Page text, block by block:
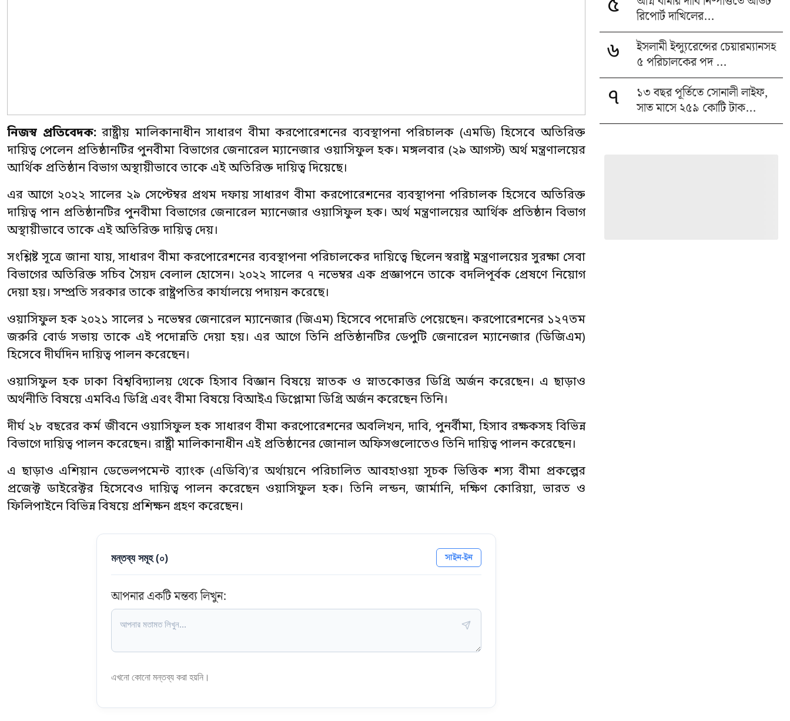
নিজস্ব প্রতিবেদক:রাষ্ট্রীয় মালিকানাধীন সাধারণ বীমা করপোরেশনের ব্যবস্থাপনা পরিচালক (এমডি) হিসেবে অতিরিক্ত
দায়িত্ব পেলেন প্রতিষ্ঠানটির পুনবীমা বিভাগের জেনারেল ম্যানেজার ওয়াসিফুল হক। মঙ্গলবার (২৯ আগস্ট) অর্থ মন্ত্রণালয়ের
আর্থিক প্রতিষ্ঠান বিভাগ অস্থায়ীভাবে তাকে এই অতিরিক্ত দায়িত্ব দিয়েছে।
এর আগে ২০২২ সালের ২৯ সেপ্টেম্বর প্রথম দফায় সাধারণ বীমা করপোরেশনের ব্যবস্থাপনা পরিচালক হিসেবে অতিরিক্ত
দায়িত্ব পান প্রতিষ্ঠানটির পুনবীমা বিভাগের জেনারেল ম্যানেজার ওয়াসিফুল হক। অর্থ মন্ত্রণালয়ের আর্থিক প্রতিষ্ঠান বিভাগ
অস্থায়ীভাবে তাকে এই অতিরিক্ত দায়িত্ব দেয়।
সংশ্লিষ্ট সূত্রে জানা যায়, সাধারণ বীমা করপোরেশনের ব্যবস্থাপনা পরিচালকের দায়িত্বে ছিলেন স্বরাষ্ট্র মন্ত্রণালয়ের সুরক্ষা সেবা
বিভাগের অতিরিক্ত সচিব সৈয়দ বেলাল হোসেন। ২০২২ সালের ৭ নভেম্বর এক প্রজ্ঞাপনে তাকে বদলিপূর্বক প্রেষণে নিয়োগ
দেয়া হয়। সম্প্রতি সরকার তাকে রাষ্ট্রপতির কার্যালয়ে পদায়ন করেছে।
ওয়াসিফুল হক ২০২১ সালের ১ নভেম্বর জেনারেল ম্যানেজার (জিএম) হিসেবে পদোন্নতি পেয়েছেন। করপোরেশনের ১২৭তম
জরুরি বোর্ড সভায় তাকে এই পদোন্নতি দেয়া হয়। এর আগে তিনি প্রতিষ্ঠানটির ডেপুটি জেনারেল ম্যানেজার (ডিজিএম)
হিসেবে দীর্ঘদিন দায়িত্ব পালন করেছেন।
ওয়াসিফুল হক ঢাকা বিশ্ববিদ্যালয় থেকে হিসাব বিজ্ঞান বিষয়ে স্নাতক ও স্নাতকোত্তর ডিগ্রি অর্জন করেছেন। এ ছাড়াও
অর্থনীতি বিষয়ে এমবিএ ডিগ্রি এবং বীমা বিষয়ে বিআইএ ডিপ্লোমা ডিগ্রি অর্জন করেছেন তিনি।
দীর্ঘ ২৮ বছরের কর্ম জীবনে ওয়াসিফুল হক সাধারণ বীমা করপোরেশনের অবলিখন, দাবি, পুনর্বীমা, হিসাব রক্ষকসহ বিভিন্ন
বিভাগে দায়িত্ব পালন করেছেন। রাষ্ট্রী মালিকানাধীন এই প্রতিষ্ঠানের জোনাল অফিসগুলোতেও তিনি দায়িত্ব পালন করেছেন।
এ ছাড়াও এশিয়ান ডেভেলপমেন্ট ব্যাংক (এডিবি)’র অর্থায়নে পরিচালিত আবহাওয়া সূচক ভিত্তিক শস্য বীমা প্রকল্পের
প্রজেক্ট ডাইরেক্টর হিসেবেও দায়িত্ব পালন করেছেন ওয়াসিফুল হক। তিনি লন্ডন, জার্মানি, দক্ষিণ কোরিয়া, ভারত ও
ফিলিপাইনে বিভিন্ন বিষয়ে প্রশিক্ষন গ্রহণ করেছেন।
মন্তব্য সমূহ (০) সাইন-ইন
আপনার একটি মন্তব্য লিখুন:
এখনো কোনো মন্তব্য করা হয়নি।
৫
রিপোর্ট দাখিলের...
৬
ইসলামী ইন্স্যুরেন্সের চেয়ারম্যানসহ
৫ পরিচালকের পদ ...
৭
১৩ বছর পূর্তিতে সোনালী লাইফ,
সাত মাসে ২৫৯ কোটি টাক...